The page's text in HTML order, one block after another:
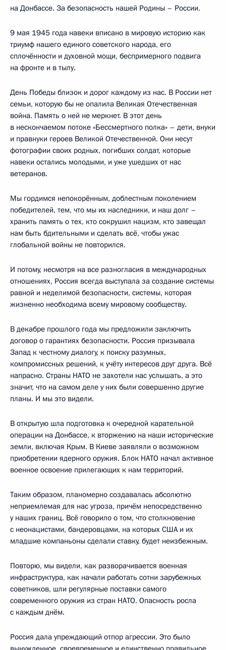
на Донбассе. За безопасность нашей Родины – России.
9 мая 1945 года навеки вписано в мировую историю как
триумф нашего единого советского народа, его
сплочённости и духовной мощи, беспримерного подвига
на фронте и в тылу.
День Победы близок и дорог каждому из нас. В России нет
семьи, которую бы не опалила Великая Отечественная
война. Память о ней не меркнет. В этот день
в нескончаемом потоке «Бессмертного полка» – дети, внуки
и правнуки героев Великой Отечественной. Они несут
фотографии своих родных, погибших солдат, которые
навеки остались молодыми, и уже ушедших от нас
ветеранов.
Мы гордимся непокорённым, доблестным поколением
победителей, тем, что мы их наследники, и наш долг –
хранить память о тех, кто сокрушил нацизм, кто завещал
нам быть бдительными и сделать всё, чтобы ужас
глобальной войны не повторился.
И потому, несмотря на все разногласия в международных
отношениях, Россия всегда выступала за создание системы
равной и неделимой безопасности, системы, которая
жизненно необходима всему мировому сообществу.
В декабре прошлого года мы предложили заключить
договор о гарантиях безопасности. Россия призывала
Запад к честному диалогу, к поиску разумных,
компромиссных решений, к учёту интересов друг друга. Всё
напрасно. Страны НАТО не захотели нас услышать, а это
значит, что на самом деле у них были совершенно другие
планы. И мы это видели.
В открытую шла подготовка к очередной карательной
операции на Донбассе, к вторжению на наши исторические
земли, включая Крым. В Киеве заявляли о возможном
приобретении ядерного оружия. Блок НАТО начал активное
военное освоение прилегающих к нам территорий.
Таким образом, планомерно создавалась абсолютно
неприемлемая для нас угроза, причём непосредственно
у наших границ. Всё говорило о том, что столкновение
с неонацистами, бандеровцами, на которых США и их
младшие компаньоны сделали ставку, будет неизбежным.
Повторю, мы видели, как разворачивается военная
инфраструктура, как начали работать сотни зарубежных
советников, шли регулярные поставки самого
современного оружия из стран НАТО. Опасность росла
с каждым днём.
Россия дала упреждающий отпор агрессии. Это было